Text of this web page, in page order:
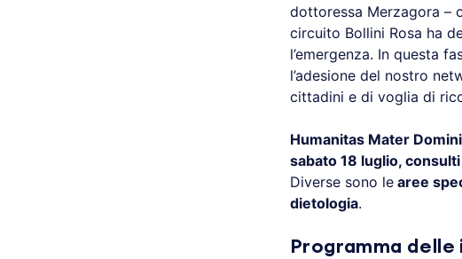
dottoressa Merzagora –
circuito Bollini Rosa ha
l’emergenza. In questa
l’adesione del nostro
cittadini e di voglia di
Humanitas Mater Domini
sabato 18 luglio,
Diverse sono le aree
dietologia.
Programma